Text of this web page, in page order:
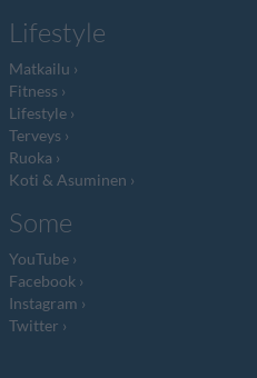
Lifestyle
Matkailu
Fitness
Lifestyle
Terveys
Ruoka
Koti & Asuminen
Some
YouTube
Facebook
Instagram
Twitter